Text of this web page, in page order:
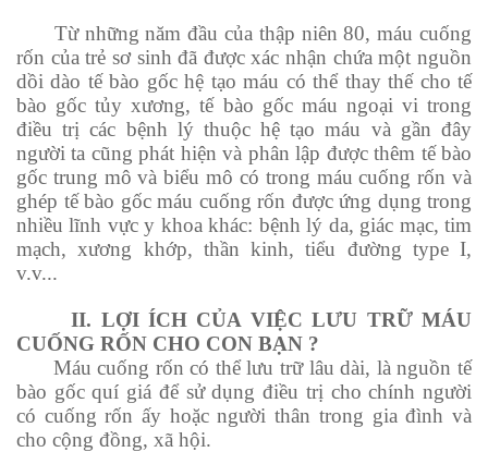
Từ những năm đầu của thập niên 80, máu cuống
rốn của trẻ sơ sinh đã được xác nhận chứa một nguồn
dồi dào tế bào gốc hệ tạo máu có thể thay thế cho tế
bào gốc tủy xương, tế bào gốc máu ngoại vi trong
điều trị các bệnh lý thuộc hệ tạo máu và gần đây
người ta cũng phát hiện và phân lập được thêm tế bào
gốc trung mô và biểu mô có trong máu cuống rốn và
ghép tế bào gốc máu cuống rốn được ứng dụng trong
nhiều lĩnh vực y khoa khác: bệnh lý da, giác mạc, tim
mạch, xương khớp, thần kinh, tiểu đường type I,
v.v...
II. LỢI ÍCH CỦA VIỆC LƯU TRỮ MÁU
CUỐNG RỐN CHO CON BẠN ?
Máu cuống rốn có thể lưu trữ lâu dài, là nguồn tế
bào gốc quí giá để sử dụng điều trị cho chính người
có cuống rốn ấy hoặc người thân trong gia đình và
cho cộng đồng, xã hội.